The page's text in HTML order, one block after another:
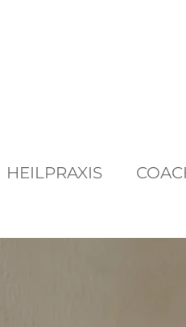
HEILPRAXIS